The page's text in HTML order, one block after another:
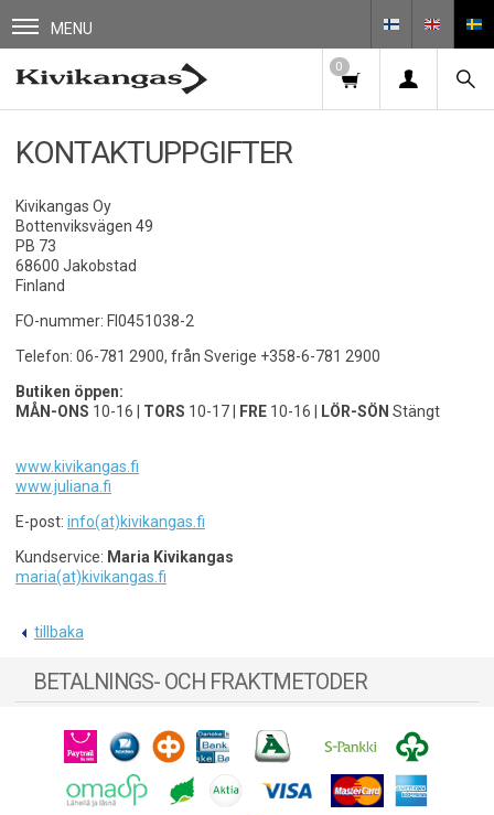
MENU
0
KONTAKTUPPGIFTER
Kivikangas Oy
Bottenviksvägen 49
PB 73
68600 Jakobstad
Finland
FO-nummer: FI0451038-2
Telefon: 06-781 2900, från Sverige +358-6-781 2900
Butiken öppen:
MÅN-ONS 10-16 | TORS 10-17 | FRE 10-16 | LÖR-SÖN Stängt
www.kivikangas.fi
www.juliana.fi
E-post: info(at)kivikangas.fi
Kundservice: Maria Kivikangas
maria(at)kivikangas.fi
tillbaka
BETALNINGS- OCH FRAKTMETODER